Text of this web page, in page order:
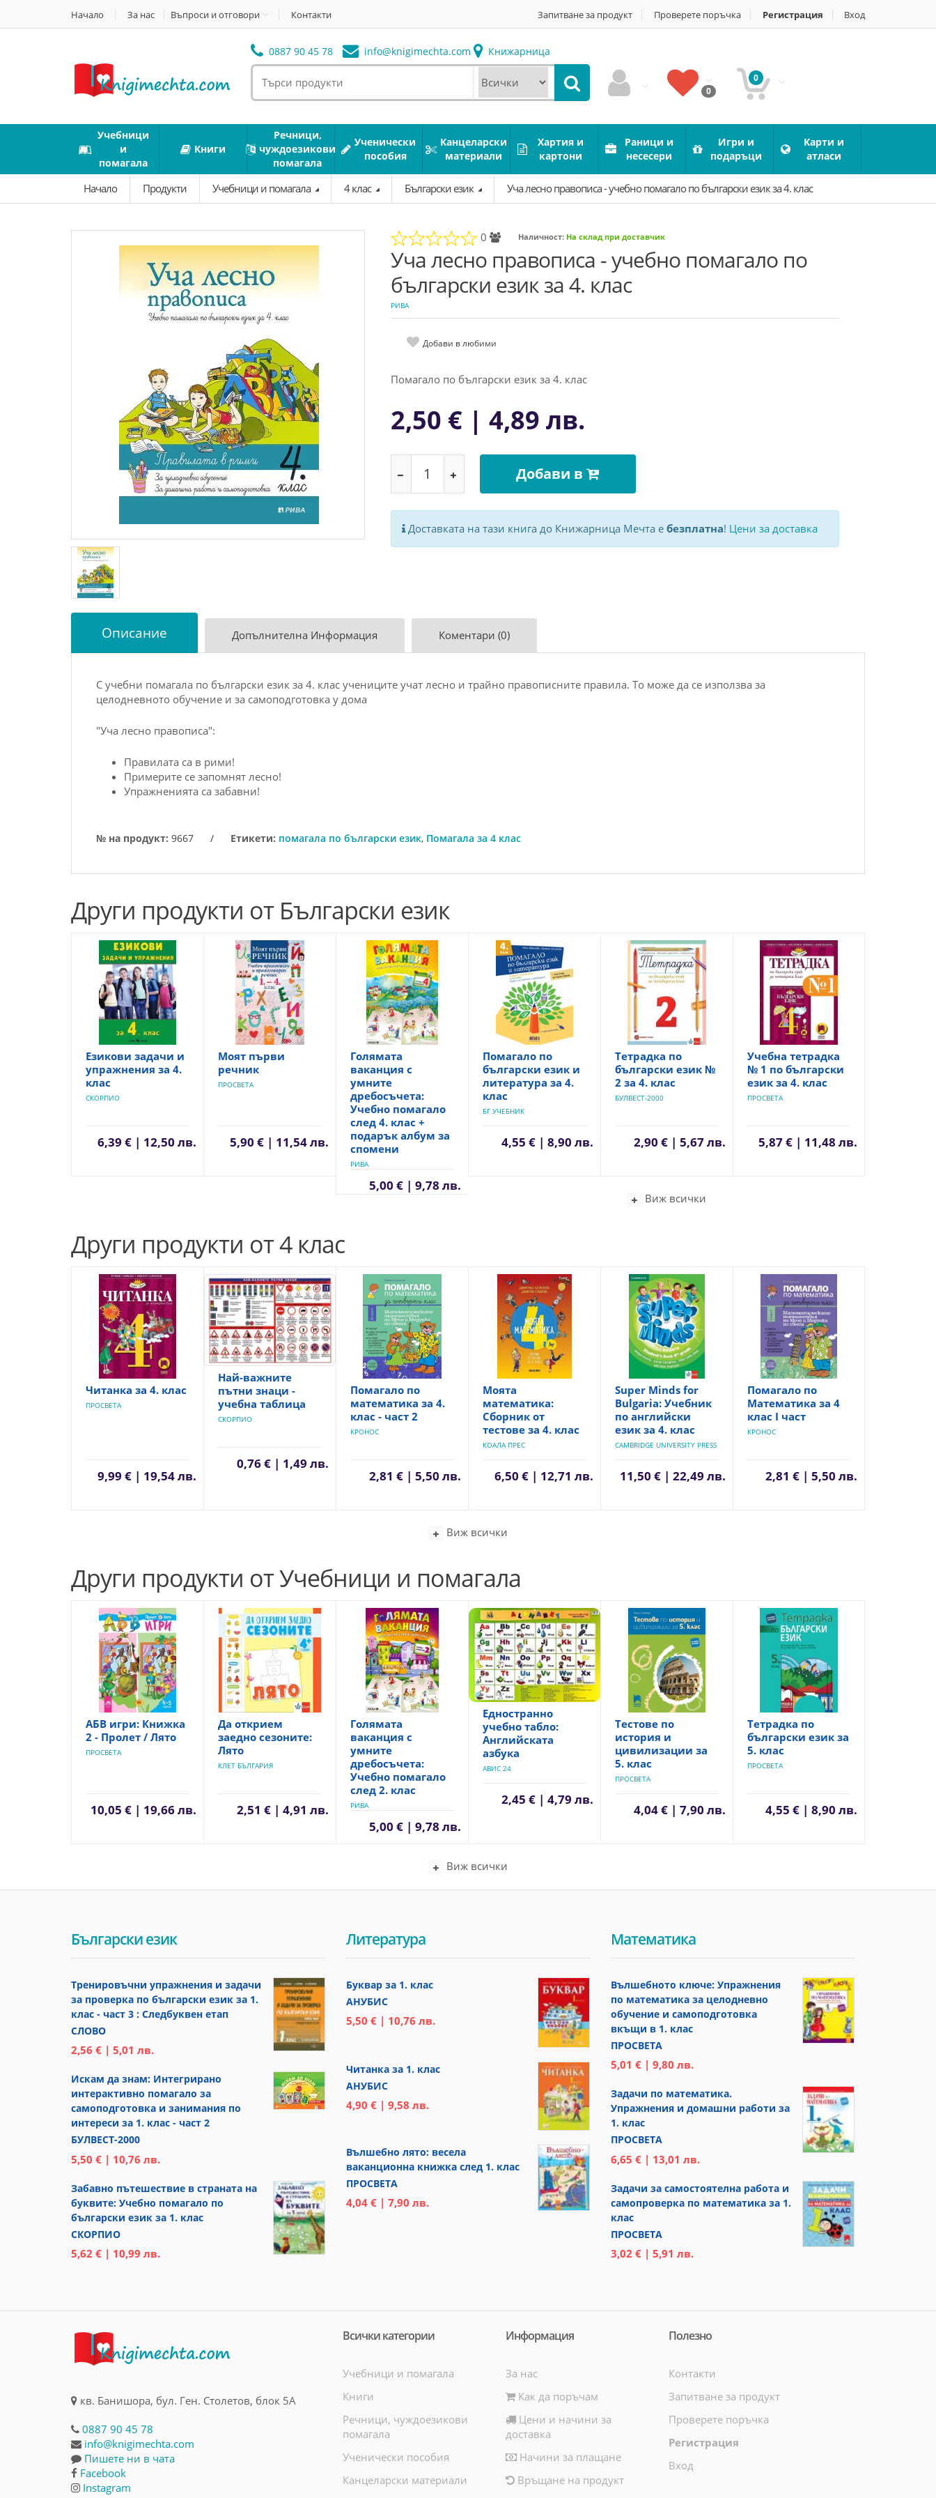
Начало За нас Въпроси и отговори Контакти Запитване за продукт Проверете поръчка Регистрация Вход
0887 90 45 78 info@knigimechta.com Книжарница
0
0
Учебници
и
помагала
Книги
Речници,
чуждоезикови
помагала
Ученически
пособия
Канцеларски
материали
Хартия и
картони
Раници и
несесери
Игри и
подаръци
Карти и
атласи
Начало Продукти Учебници и помагала 4 клас Български език Уча лесно правописа - учебно помагало по български език за 4. клас
0 Наличност: На склад при доставчик
Уча лесно правописа - учебно помагало по
български език за 4. клас
РИВА
Добави в любими
Помагало по български език за 4. клас
2,50 € | 4,89 лв.
Добави в
Доставката на тази книга до Книжарница Мечта е безплатна! Цени за доставка
Описание Допълнителна Информация Коментари (0)
С учебни помагала по български език за 4. клас учениците учат лесно и трайно правописните правила. То може да се използва за
целодневното обучение и за самоподготовка у дома
"Уча лесно правописа":
Правилата са в рими!
Примерите се запомнят лесно!
Упражненията са забавни!
№ на продукт: 9667 / Етикети: помагала по български език, Помагала за 4 клас
Други продукти от Български език
Езикови задачи и
упражнения за 4.
клас
СКОРПИО
6,39 € | 12,50 лв.
Моят първи
речник
ПРОСВЕТА
5,90 € | 11,54 лв.
Голямата
ваканция с
умните
дребосъчета:
Учебно помагало
след 4. клас +
подарък албум за
спомени
РИВА
5,00 € | 9,78 лв.
Помагало по
български език и
литература за 4.
клас
БГ УЧЕБНИК
4,55 € | 8,90 лв.
Тетрадка по
български език №
2 за 4. клас
БУЛВЕСТ-2000
2,90 € | 5,67 лв.
Учебна тетрадка
№ 1 по български
език за 4. клас
ПРОСВЕТА
5,87 € | 11,48 лв.
Виж всички
Други продукти от 4 клас
Читанка за 4. клас
ПРОСВЕТА
9,99 € | 19,54 лв.
Най-важните
пътни знаци -
учебна таблица
СКОРПИО
0,76 € | 1,49 лв.
Помагало по
математика за 4.
клас - част 2
КРОНОС
2,81 € | 5,50 лв.
Моята
математика:
Сборник от
тестове за 4. клас
КОАЛА ПРЕС
6,50 € | 12,71 лв.
Super Minds for
Bulgaria: Учебник
по английски
език за 4. клас
CAMBRIDGE UNIVERSITY PRESS
11,50 € | 22,49 лв.
Помагало по
Математика за 4
клас I част
КРОНОС
2,81 € | 5,50 лв.
Виж всички
Други продукти от Учебници и помагала
АБВ игри: Книжка
2 - Пролет / Лято
ПРОСВЕТА
10,05 € | 19,66 лв.
Да открием
заедно сезоните:
Лято
КЛЕТ БЪЛГАРИЯ
2,51 € | 4,91 лв.
Голямата
ваканция с
умните
дребосъчета:
Учебно помагало
след 2. клас
РИВА
5,00 € | 9,78 лв.
Едностранно
учебно табло:
Английската
азбука
АВИС 24
2,45 € | 4,79 лв.
Тестове по
история и
цивилизации за
5. клас
ПРОСВЕТА
4,04 € | 7,90 лв.
Тетрадка по
български език за
5. клас
ПРОСВЕТА
4,55 € | 8,90 лв.
Виж всички
Български език
Тренировъчни упражнения и задачи
за проверка по български език за 1.
клас - част 3 : Следбуквен етап
СЛОВО
2,56 € | 5,01 лв.
Искам да знам: Интегрирано
интерактивно помагало за
самоподготовка и занимания по
интереси за 1. клас - част 2
БУЛВЕСТ-2000
5,50 € | 10,76 лв.
Забавно пътешествие в страната на
буквите: Учебно помагало по
български език за 1. клас
СКОРПИО
5,62 € | 10,99 лв.
Литература
Буквар за 1. клас
АНУБИС
5,50 € | 10,76 лв.
Читанка за 1. клас
АНУБИС
4,90 € | 9,58 лв.
Вълшебно лято: весела
ваканционна книжка след 1. клас
ПРОСВЕТА
4,04 € | 7,90 лв.
Математика
Вълшебното ключе: Упражнения
по математика за целодневно
обучение и самоподготовка
вкъщи в 1. клас
ПРОСВЕТА
5,01 € | 9,80 лв.
Задачи по математика.
Упражнения и домашни работи за
1. клас
ПРОСВЕТА
6,65 € | 13,01 лв.
Задачи за самостоятелна работа и
самопроверка по математика за 1.
клас
ПРОСВЕТА
3,02 € | 5,91 лв.
кв. Банишора, бул. Ген. Столетов, блок 5А
0887 90 45 78
info@knigimechta.com
Пишете ни в чата
Facebook
Instagram
Всички категории
Учебници и помагала
Книги
Речници, чуждоезикови
помагала
Ученически пособия
Канцеларски материали
Информация
За нас
Как да поръчам
Цени и начини за
доставка
Начини за плащане
Връщане на продукт
Полезно
Контакти
Запитване за продукт
Проверете поръчка
Регистрация
Вход